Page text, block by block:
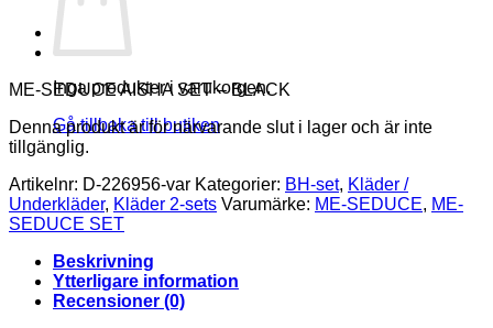
Inga produkter i varukorgen.
Gå tillbaka till butiken
ME-SEDUCE AISHA SET – BLACK
Denna produkt är för närvarande slut i lager och är inte
tillgänglig.
Artikelnr: D-226956-var Kategorier: BH-set, Kläder /
Underkläder, Kläder 2-sets Varumärke: ME-SEDUCE, ME-
SEDUCE SET
Beskrivning
Ytterligare information
Recensioner (0)